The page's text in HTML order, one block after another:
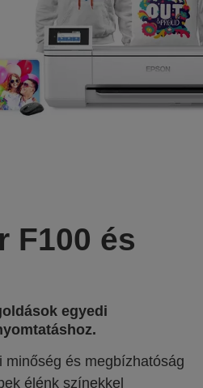
F100 és
egyedi
minőség és megbízhatóság
élénk színekkel